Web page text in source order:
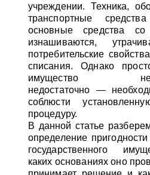
учреждении. Техника,
транспортные
основные средства
изнашиваются,
потребительские
списания. Однако
имущество
недостаточно —
соблюсти
процедуру.
В данной статье
определение
государственного
каких основаниях оно